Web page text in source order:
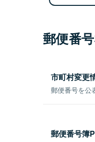
郵便番
市町村変更
郵便番号を公
郵便番号簿